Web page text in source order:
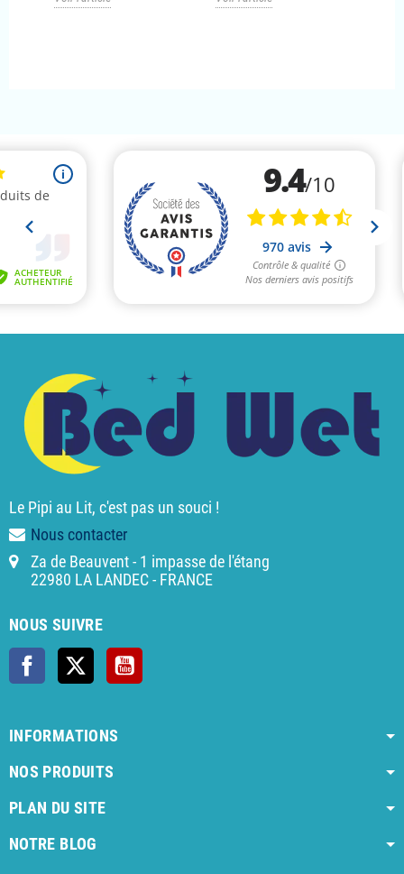
Le Pipi au Lit, c'est pas un souci !
Nous contacter
Za de Beauvent - 1 impasse de l'étang
22980 LA LANDEC - FRANCE
NOUS SUIVRE
Facebook
INFORMATIONS
NOS PRODUITS
PLAN DU SITE
NOTRE BLOG